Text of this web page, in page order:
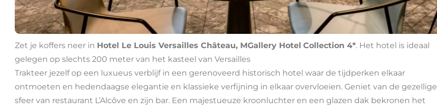
Zet je koffers neer in Hotel Le Louis Versailles Château, MGallery Hotel Collection 4*. Het hotel is ideaal
gelegen op slechts 200 meter van het kasteel van Versailles
Trakteer jezelf op een luxueus verblijf in een gerenoveerd historisch hotel waar de tijdperken elkaar
ontmoeten en hedendaagse elegantie en klassieke verfijning in elkaar overvloeien. Geniet van de gezellige
sfeer van restaurant L’Alcôve en zijn bar. Een majestueuze kroonluchter en een glazen dak bekronen het